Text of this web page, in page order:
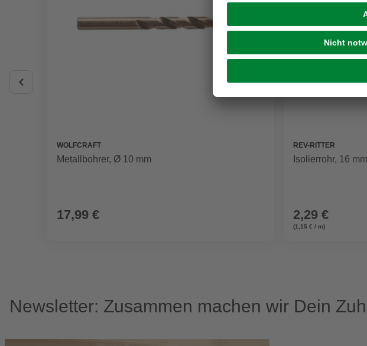
WOLFCRAFT
Metallbohrer, Ø 10 mm
17,99 €
REV-RITTER
Isolierrohr, 16
2,29 €
(1,15 € / m)
Newsletter: Zusammen machen wir Dein